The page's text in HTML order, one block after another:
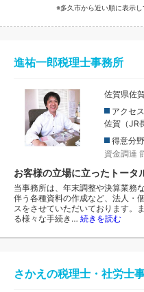
※多久市から近い順に表示し
進祐一郎税理士事務所
佐賀県佐
アクセス
佐賀（JR
得意分
資金調達
お客様の立場に立ったトータ
当事務所は、年末調整や決算業務
伴う各種資料の作成など、法人・
スをさせていただいております。
る様々な手続き… 続きを読む
さかえの税理士・社労士